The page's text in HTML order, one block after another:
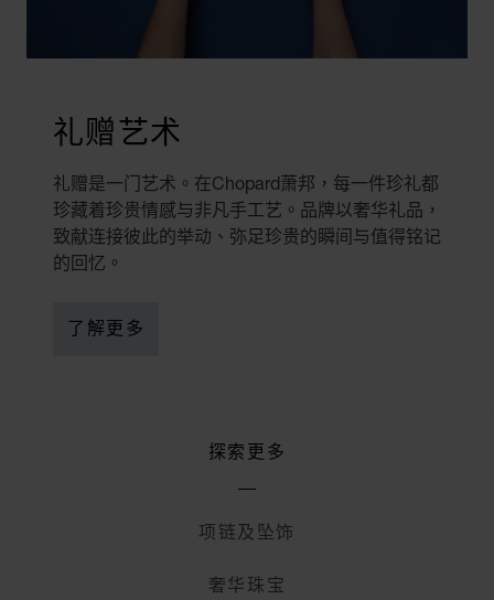
礼赠艺术
礼赠是一门艺术。在Chopard萧邦，每一件珍礼都
珍藏着珍贵情感与非凡手工艺。品牌以奢华礼品，
致献连接彼此的举动、弥足珍贵的瞬间与值得铭记
的回忆。
了解更多
探索更多
项链及坠饰
奢华珠宝